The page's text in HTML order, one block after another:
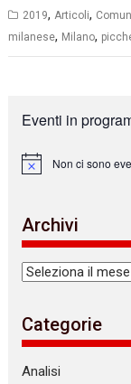
2019,Articoli,
milanese, Milano,
Eventi in
N
c
e
Non ci sono
Archivi
Archivi
Categorie
Analisi